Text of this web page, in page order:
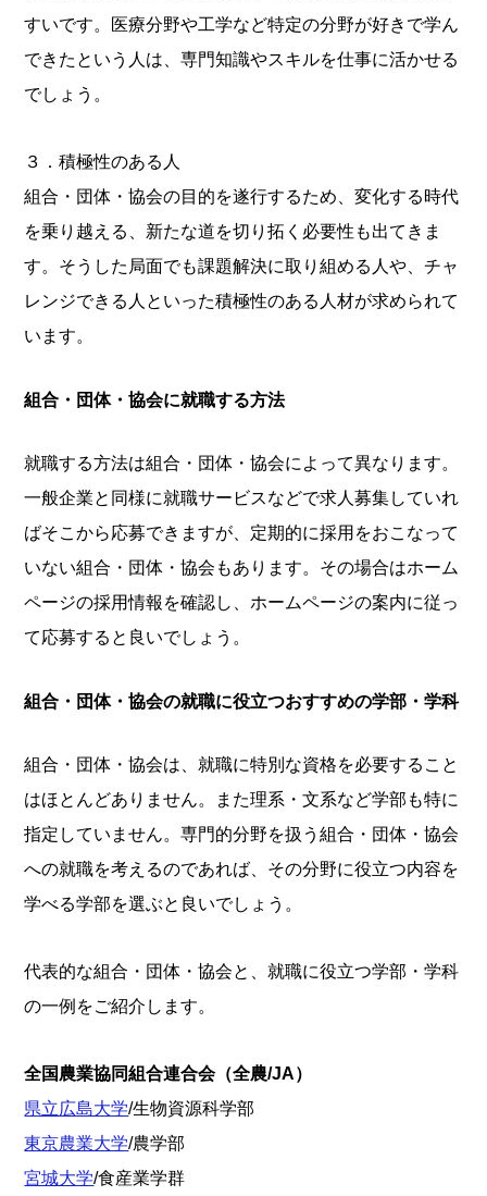
すいです。医療分野や工学など特定の分野が好きで学ん
できたという人は、専門知識やスキルを仕事に活かせる
でしょう。
３．積極性のある人
組合・団体・協会の目的を遂行するため、変化する時代
を乗り越える、新たな道を切り拓く必要性も出てきま
す。そうした局面でも課題解決に取り組める人や、チャ
レンジできる人といった積極性のある人材が求められて
います。
組合・団体・協会に就職する方法
就職する方法は組合・団体・協会によって異なります。
一般企業と同様に就職サービスなどで求人募集していれ
ばそこから応募できますが、定期的に採用をおこなって
いない組合・団体・協会もあります。その場合はホーム
ページの採用情報を確認し、ホームページの案内に従っ
て応募すると良いでしょう。
組合・団体・協会の就職に役立つおすすめの学部・学科
組合・団体・協会は、就職に特別な資格を必要すること
はほとんどありません。また理系・文系など学部も特に
指定していません。専門的分野を扱う組合・団体・協会
への就職を考えるのであれば、その分野に役立つ内容を
学べる学部を選ぶと良いでしょう。
代表的な組合・団体・協会と、就職に役立つ学部・学科
の一例をご紹介します。
全国農業協同組合連合会（全農/JA）
県立広島大学/生物資源科学部
東京農業大学/農学部
宮城大学/食産業学群